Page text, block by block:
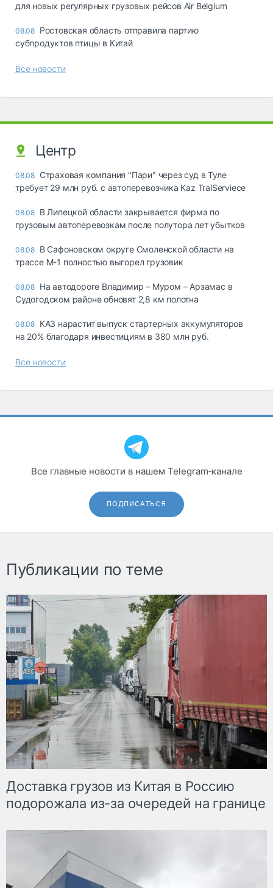
для новых регулярных грузовых рейсов Air Belgium
08.08 Ростовская область отправила партию
субпродуктов птицы в Китай
Все новости
Центр
08.08 Страховая компания "Пари" через суд в Туле
требует 29 млн руб. с автоперевозчика Kaz TralServiece
08.08 В Липецкой области закрывается фирма по
грузовым автоперевозкам после полутора лет убытков
08.08 В Сафоновском округе Смоленской области на
трассе М-1 полностью выгорел грузовик
08.08 На автодороге Владимир – Муром – Арзамас в
Судогодском районе обновят 2,8 км полотна
08.08 КАЗ нарастит выпуск стартерных аккумуляторов
на 20% благодаря инвестициям в 380 млн руб.
Все новости
Все главные новости в нашем Telegram‑канале
ПОДПИСАТЬСЯ
Публикации по теме
Доставка грузов из Китая в Россию
подорожала из-за очередей на границе